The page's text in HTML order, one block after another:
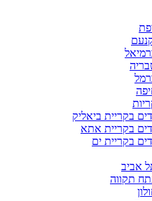
בקריית ביאליק
בקריית אתא
בקריית ים
אביב
תקווה